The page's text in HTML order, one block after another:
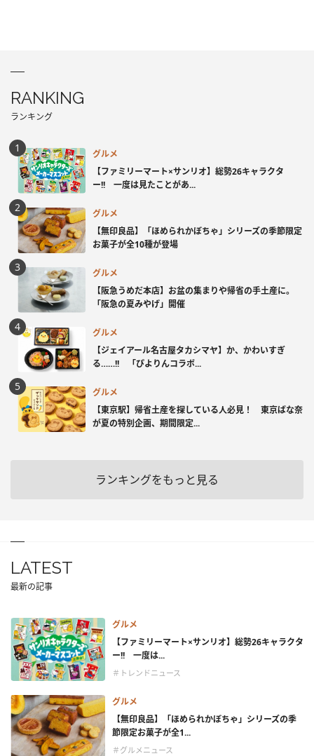
RANKING
ランキング
グルメ
【ファミリーマート×サンリオ】総勢26キャラクタ
ー!! 一度は見たことがあ...
グルメ
【無印良品】「ほめられかぼちゃ」シリーズの季節限定
お菓子が全10種が登場
グルメ
【阪急うめだ本店】お盆の集まりや帰省の手土産に。
「阪急の夏みやげ」開催
グルメ
【ジェイアール名古屋タカシマヤ】か、かわいすぎ
る……!! 「ぴよりんコラボ...
グルメ
【東京駅】帰省土産を探している人必見！ 東京ばな奈
が夏の特別企画、期間限定...
ランキングをもっと見る
LATEST
最新の記事
グルメ
【ファミリーマート×サンリオ】総勢26キャラクタ
ー!! 一度は...
＃トレンドニュース
グルメ
【無印良品】「ほめられかぼちゃ」シリーズの季
節限定お菓子が全1...
＃グルメニュース